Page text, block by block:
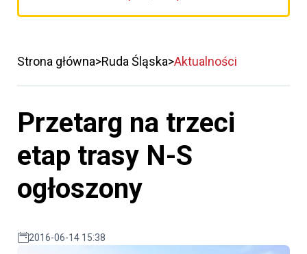
Przejdź do następnego
Strona główna Ruda Śląska Aktualności
Przetarg na trzeci
etap trasy N-S
ogłoszony
2016-06-14 15:38